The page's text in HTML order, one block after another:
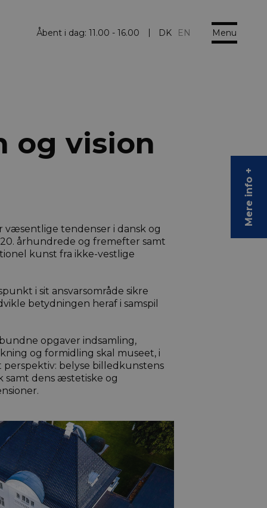
Åbent i dag: 11.00 - 16.00 DK EN Menu
Mere info +
og vision
væsentlige tendenser i dansk og
århundrede og fremefter samt
kunst fra ikke-vestlige
i sit ansvarsområde sikre
betydningen heraf i samspil
opgaver indsamling,
og formidling skal museet, i
belyse billedkunstens
dens æstetiske og